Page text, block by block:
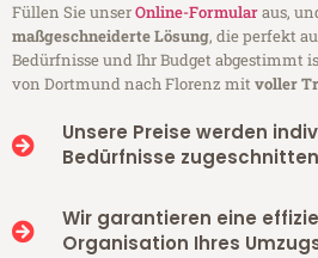
Füllen Sie unserOnline-Formularaus,
maßgeschneiderte Lösung, die perfekt
Bedürfnisse und Ihr Budget abgestimmt
von Dortmund nach Florenz mitvoller
Unsere Preise werden
Bedürfnisse
Wir garantieren eine
Organisation Ihres